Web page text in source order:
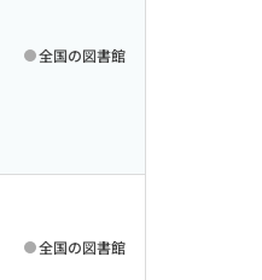
全国の図書館
全国の図書館